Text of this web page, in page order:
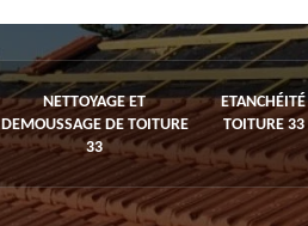
NETTOYAGE ET
DEMOUSSAGE DE TOITURE
33
ETANCHÉITÉ
TOITURE 33